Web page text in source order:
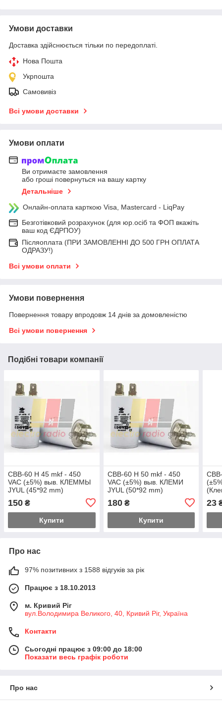
Умови доставки
Доставка здійснюється тільки по передоплаті.
Нова Пошта
Укрпошта
Самовивіз
Всі умови доставки
Умови оплати
Ви отримаєте замовлення
або гроші повернуться на вашу картку
Детальніше
Онлайн-оплата карткою Visa, Mastercard - LiqPay
Безготівковий розрахунок (для юр.осіб та ФОП вкажіть
ваш код ЄДРПОУ)
Післяоплата (ПРИ ЗАМОВЛЕННІ ДО 500 ГРН ОПЛАТА
ОДРАЗУ!)
Всі умови оплати
Умови повернення
Повернення товару впродовж 14 днів за домовленістю
Всі умови повернення
Подібні товари компанії
CBB-60 H 45 mkf - 450
VAC (±5%) выв. КЛЕММЫ
JYUL (45*92 mm)
150 ₴
Купити
CBB-60 H 50 mkf - 450
VAC (±5%) выв. КЛЕМИ
JYUL (50*92 mm)
180₴
Купити
23
Про нас
97% позитивних з 1588 відгуків за рік
Працює з 18.10.2013
м. Кривий Ріг
вул.Володимира Великого, 40, Кривий Ріг, Україна
Контакти
Сьогодні працює з 09:00 до 18:00
Показати весь графік роботи
Про нас